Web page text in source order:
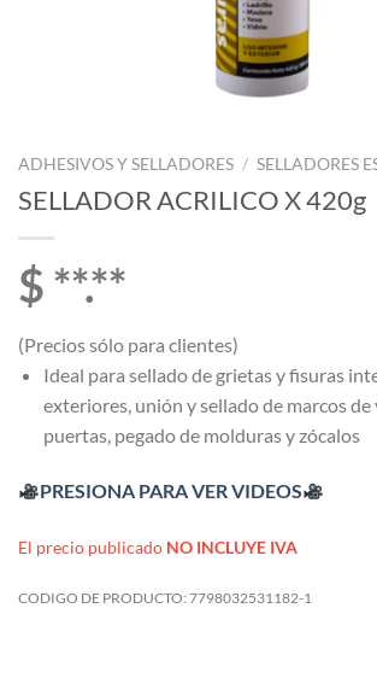
ADHESIVOS Y SELLADORES / SELLADORES
SELLADOR ACRILICO X 420g
$ **.**
(Precios sólo para clientes)
Ideal para sellado de grietas y fisuras
exteriores, unión y sellado de marcos de
puertas, pegado de molduras y zócalos
PRESIONA PARA VER VIDEOS
El precio publicado NO INCLUYE IVA
CODIGO DE PRODUCTO: 7798032531182-1